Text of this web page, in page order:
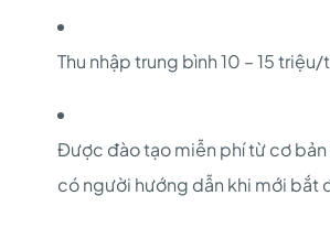
Thu nhập trung bình 10 – 15
Được đào tạo miễn phí từ cơ bản
có người hướng dẫn khi mới bắt